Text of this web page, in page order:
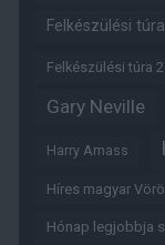
Felkészülési
Felkészülési túra
Gary Neville
Harry Amass
Híres magyar
Hónap legjobbja